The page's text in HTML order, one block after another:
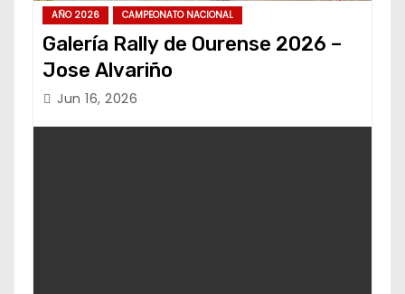
AÑO 2026 CAMPEONATO NACIONAL
Galería Rally de Ourense 2026 –
Jose Alvariño
Jun 16, 2026